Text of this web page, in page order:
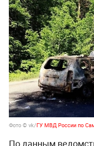
Фото © vk/ГУ МВД России по
По данным